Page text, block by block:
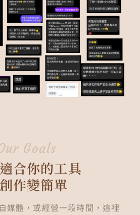
Goals
合你的工具
作變簡單
媒體，或經營一段時間，這裡